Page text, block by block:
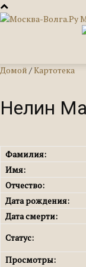
Домой /Картотека
Нелин
Фамилия:
Имя:
Отчество:
Дата рождения:
Дата смерти:
Статус:
Просмотры: